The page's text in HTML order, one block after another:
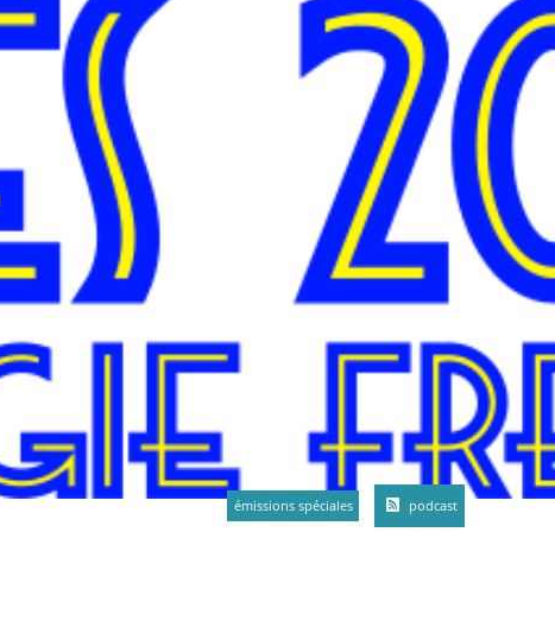
émissions spéciales podcast